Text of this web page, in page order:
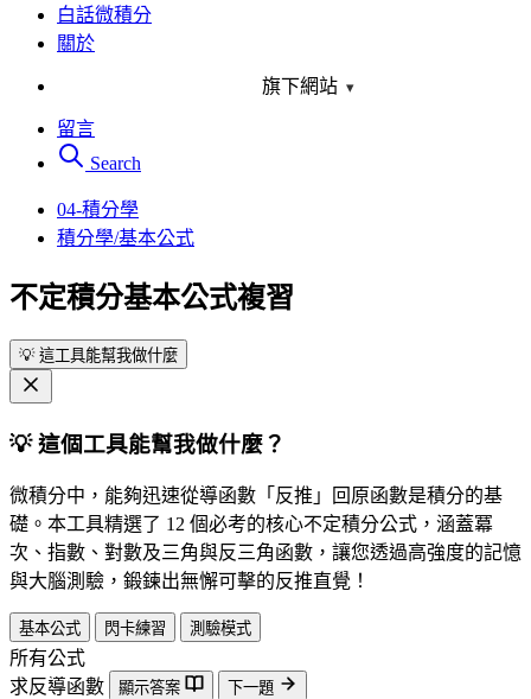
白話微積分
關於
旗下網站 ▾
留言
Search
04-積分學
積分學/基本公式
不定積分基本公式複習
💡這工具能幫我做什麼
💡這個工具能幫我做什麼？
微積分中，能夠迅速從導函數「反推」回原函數是積分的基
礎。本工具精選了 12 個必考的核心不定積分公式，涵蓋冪
次、指數、對數及三角與反三角函數，讓您透過高強度的記憶
與大腦測驗，鍛鍊出無懈可擊的反推直覺！
基本公式 閃卡練習 測驗模式
所有公式
求反導函數
顯示答案 下一題